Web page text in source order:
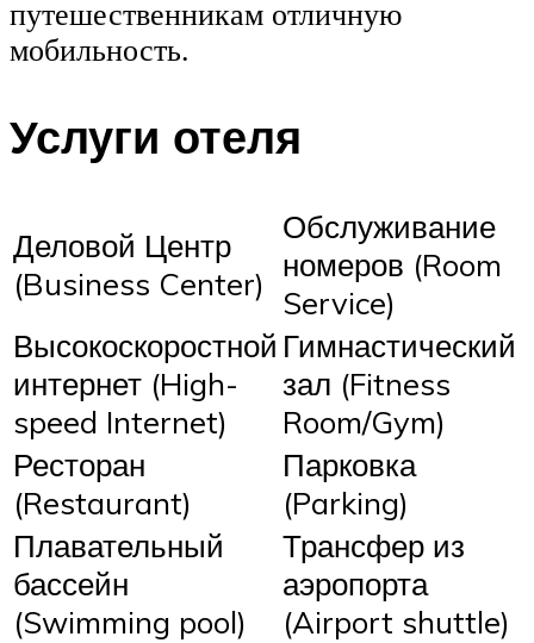
путешественникам отличную
мобильность.
Услуги отеля
Деловой Центр
(Business Center)
Обслуживание
номеров (Room
Service)
Высокоскоростной
интернет (High-
speed Internet)
Гимнастический
зал (Fitness
Room/Gym)
Ресторан
(Restaurant)
Парковка
(Parking)
Плавательный
бассейн
(Swimming pool)
Трансфер из
аэропорта
(Airport shuttle)